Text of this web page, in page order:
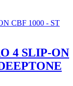
4 SLIP-ON